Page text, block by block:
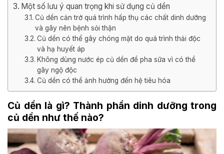
Một số lưu ý quan trọng khi sử dụng củ dền
Củ dền cản trở quá trình hấp thụ các chất dinh dưỡng
và gây nên bệnh sỏi thận
Củ dền có thể gây chóng mặt do quá trình thải độc
và hạ huyết áp
Không dùng nước ép củ dền để pha sữa vì có thể
gây ngộ độc
Củ dền có thể ảnh hưởng đến hệ tiêu hóa
Củ dền là gì? Thành phần dinh dưỡng trong
củ dền như thế nào?